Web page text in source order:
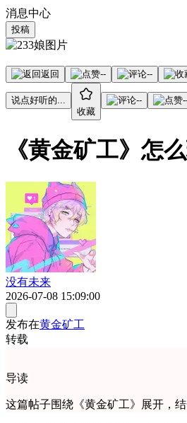
消息中心
投稿
返回 -- --
说点好听的...
收藏
--
《黄金矿工》怎
没有未来
2026-07-08 15:09:00
发布在黄金矿工
转载
导读
这篇帖子围绕《黄金矿工》展开，